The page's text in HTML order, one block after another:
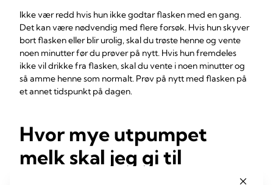
Ikke vær redd hvis hun ikke godtar flasken med en gang.
Det kan være nødvendig med flere forsøk. Hvis hun skyver
bort flasken eller blir urolig, skal du trøste henne og vente
noen minutter før du prøver på nytt. Hvis hun fremdeles
ikke vil drikke fra flasken, skal du vente i noen minutter og
så amme henne som normalt. Prøv på nytt med flasken på
et annet tidspunkt på dagen.
Hvor mye utpumpet
melk skal jeg gi til